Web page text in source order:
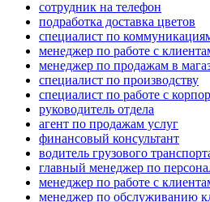
сотрудник на телефон
подработка доставка цветов
специалист по
менеджер по работе с
менеджер по продажам в
специалист по производству
специалист по работе с
руководитель отдела
агент по продажам услуг
финансовый консультант
водитель грузового
главный менеджер по
менеджер по работе с
менеджер по обслуживанию